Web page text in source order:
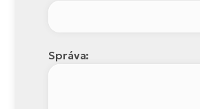
Správa: